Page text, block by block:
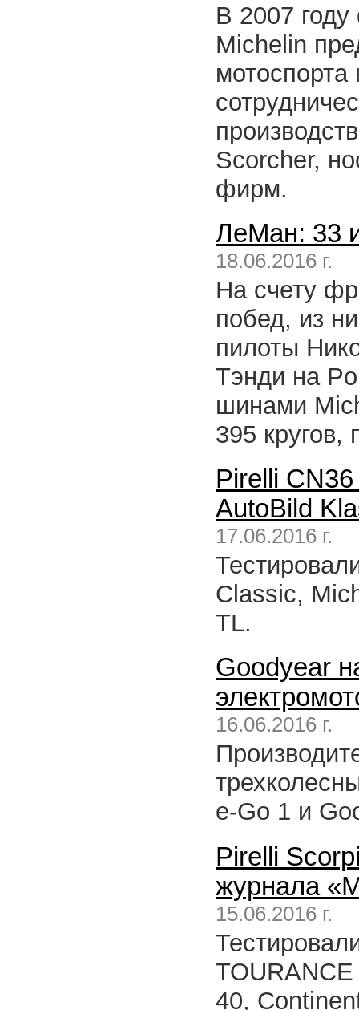
В 2007
Michelin
Scorcher,
фирм.
ЛеМан: 33
18.06.2016 г.
На счету
побед, из
пилоты
Тэнди на
шинами
395
Pirelli
AutoBild
17.06.2016 г.
Classic,
TL.
Goodyear
16.06.2016 г.
e-Go 1 и
Pirelli
журнала
15.06.2016 г.
40,